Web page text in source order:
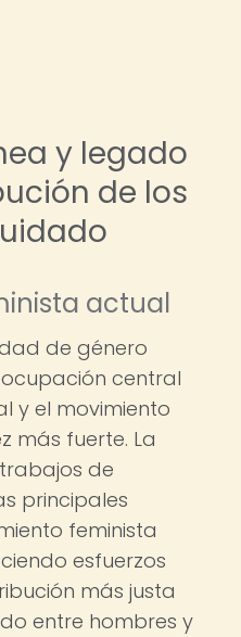
y legado
de los
actual
de género
central
y el movimiento
más fuerte. La
de
principales
feminista
esfuerzos
más justa
entre hombres y